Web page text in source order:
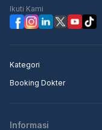
Ikuti Kami
Kategori
Booking Dokter
Informasi